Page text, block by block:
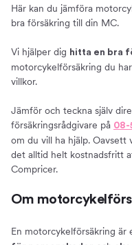
Helförsäkring
Tillägg
Självrisk
Så väljer du en bra
Försäkring för
Försäkringar för
Villkor –
Teckna idag
Här kan du jämföra
bra försäkring till din MC.
Vi hjälper dig hitta en bra
motorcykelförsäkring du
villkor.
Jämför och teckna själv
försäkringsrådgivare på 08-
om du vill ha hjälp. Oavsett
det alltid helt kostnadsfritt
Compricer.
Om
En motorcykelförsäkring är